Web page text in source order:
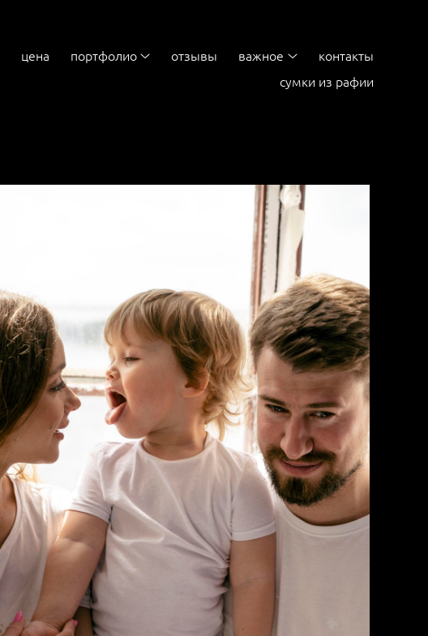
цена портфолио отзывы важное
контакты
сумки из рафии